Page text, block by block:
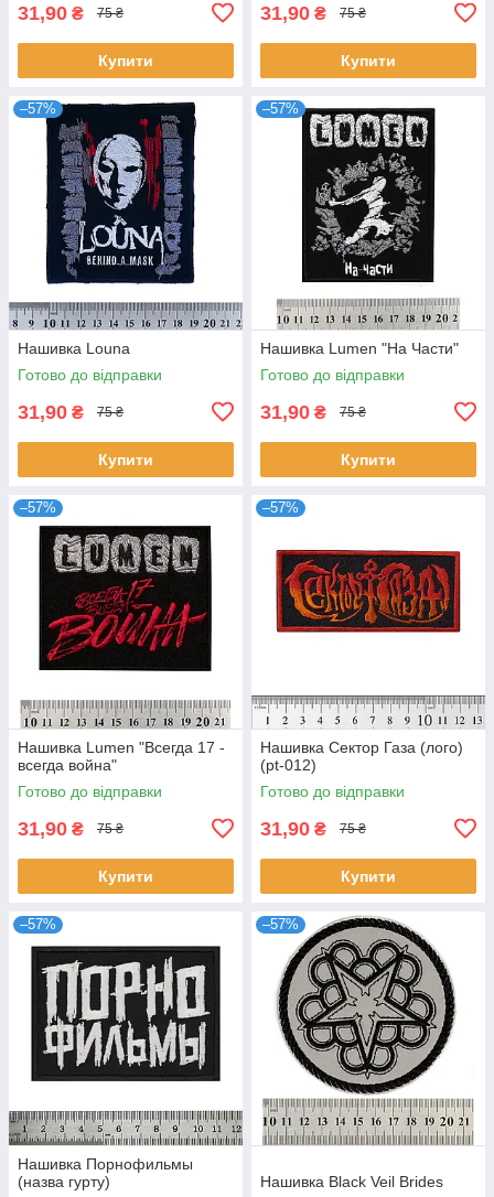
31,90 ₴ 75 ₴
Купити
31,90 ₴ 75 ₴
Купити
–57%
Нашивка Louna
Готово до відправки
31,90 ₴ 75 ₴
Купити
–57%
Нашивка Lumen "На Части"
Готово до відправки
31,90 ₴ 75 ₴
Купити
–57%
Нашивка Lumen "Всегда 17 -
всегда война"
Готово до відправки
31,90 ₴ 75 ₴
Купити
–57%
Нашивка Сектор Газа (лого)
(pt-012)
Готово до відправки
31,90 ₴ 75 ₴
Купити
–57%
Нашивка Порнофильмы
(назва гурту)
–57%
Нашивка Black Veil Brides